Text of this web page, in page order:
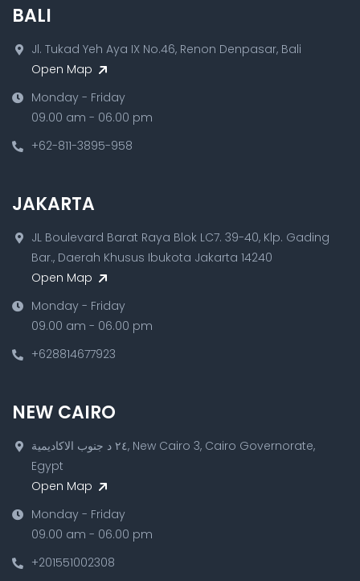
BALI
Jl. Tukad Yeh Aya IX No.46, Renon Denpasar, Bali
Open Map
Monday - Friday
09.00 am - 06.00 pm
+62-811-3895-958
JAKARTA
JL Boulevard Barat Raya Blok LC7. 39-40, Klp. Gading
Bar., Daerah Khusus Ibukota Jakarta 14240
Open Map
Monday - Friday
09.00 am - 06.00 pm
+628814677923
NEW CAIRO
٢٤ د جنوب الاكاديمية, New Cairo 3, Cairo Governorate,
Egypt
Open Map
Monday - Friday
09.00 am - 06.00 pm
+201551002308